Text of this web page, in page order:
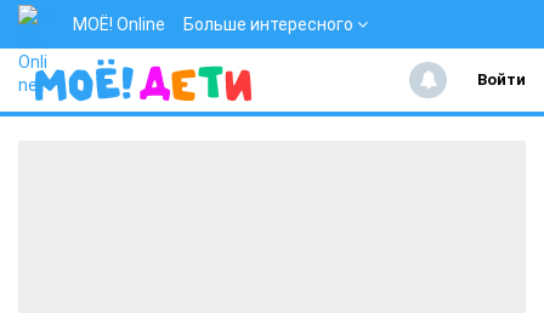
МОЁ! Online Больше интересного
Войти